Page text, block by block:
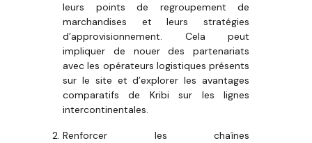
leurs points de regroupement de
marchandises et leurs stratégies
d’approvisionnement. Cela peut
impliquer de nouer des partenariats
avec les opérateurs logistiques présents
sur le site et d’explorer les avantages
comparatifs de Kribi sur les lignes
intercontinentales.
Renforcer les chaînes